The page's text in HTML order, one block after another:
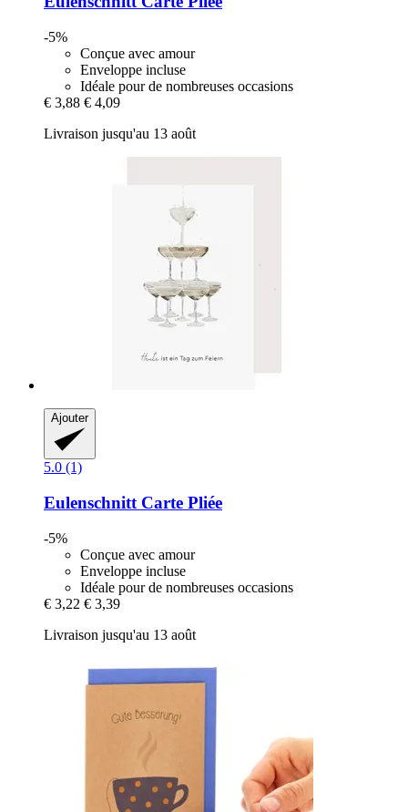
-5%
Conçue avec amour
Enveloppe incluse
Idéale pour de nombreuses occasions
€ 3,88 € 4,09
Livraison jusqu'au 13 août
Ajouter
5.0 (1)
Eulenschnitt Carte Pliée
-5%
Conçue avec amour
Enveloppe incluse
Idéale pour de nombreuses occasions
€ 3,22 € 3,39
Livraison jusqu'au 13 août